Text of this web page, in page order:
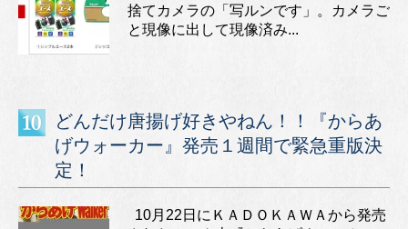
捨てカメラの「写ルンです」。カメラご
と現像に出して現像済み...
どんだけ唐揚げ好きやねん！！『からあ
げウォーカー』発売１週間で緊急重版決
定！
10月22日にＫＡＤＯＫＡＷＡから発売